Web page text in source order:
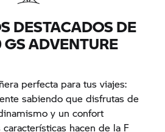
DESTACADOS DE
ADVENTURE
perfecta para tus viajes:
sabiendo que disfrutas de
y un confort
hacen de la F